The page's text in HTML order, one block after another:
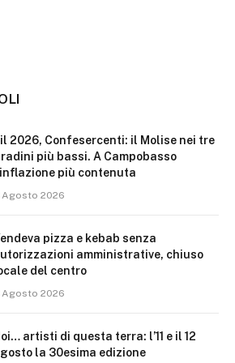
2026, Confesercenti: il Molise nei tre
più bassi. A Campobasso
più contenuta
Agosto 2026
pizza e kebab senza
amministrative, chiuso
del centro
Agosto 2026
artisti di questa terra: l’11 e il 12
la 30esima edizione